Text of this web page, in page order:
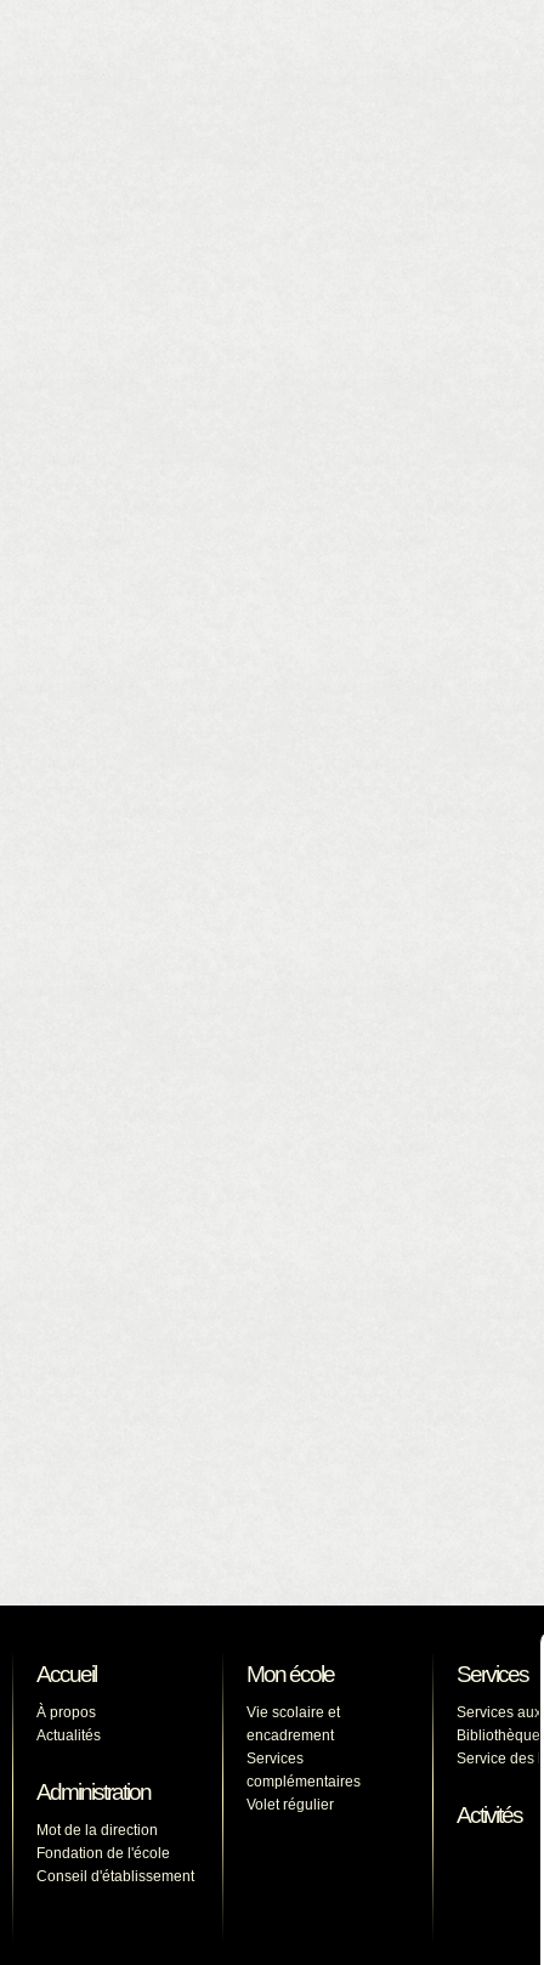
Accueil
À propos
Actualités
Administration
Mot de la direction
Fondation de l'école
Conseil d'établissement
Mon école
Vie scolaire et
encadrement
Services
complémentaires
Volet régulier
Services
Services
Bibliothèque
Service des
Activités